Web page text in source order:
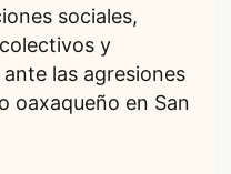
sociales,
y
las agresiones
oaxaqueño en San